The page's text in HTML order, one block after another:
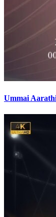
Ummai